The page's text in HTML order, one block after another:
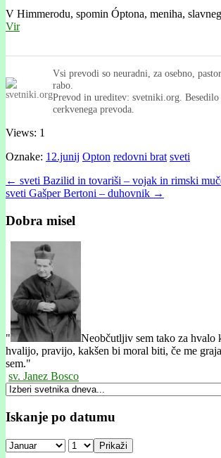
V Himmerodu, spomin Óptona, meniha,
Vir
Vsi prevodi so neuradni, za osebno,
rabo.
Prevod in ureditev: svetniki.org. Besedilo
cerkvenega prevoda.
Views: 1
Oznake: 12.junij Opton redovni brat sveti
Post
navigation
← sveti Bazilid in tovariši – vojak in rimski
sveti Gašper Bertoni – duhovnik →
Dobra misel
"
Neobčutljiv sem tako za hvalo
hvalijo, pravijo, kakšen bi moral biti, če me
sem."
sv. Janez Bosco
Iskanje po datumu
Prikaži